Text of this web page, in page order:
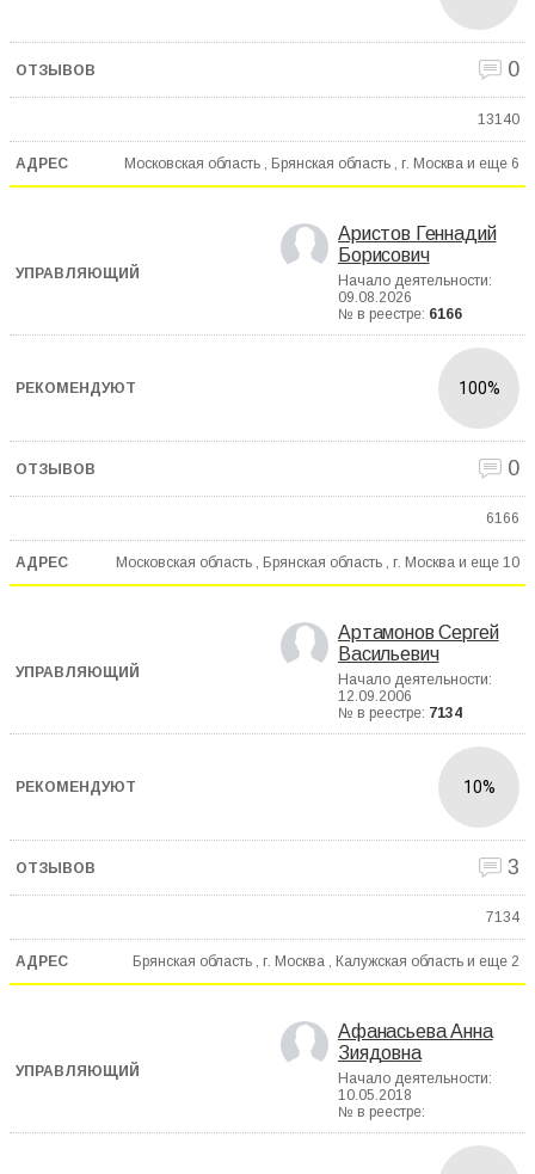
0
13140
Московская область , Брянская область , г. Москва и еще 6
Аристов Геннадий
Борисович
Начало деятельности:
09.08.2026
№ в реестре: 6166
100%
0
6166
Московская область , Брянская область , г. Москва и еще 10
Артамонов Сергей
Васильевич
Начало деятельности:
12.09.2006
№ в реестре: 7134
10%
3
7134
Брянская область , г. Москва , Калужская область и еще 2
Афанасьева Анна
Зиядовна
Начало деятельности:
10.05.2018
№ в реестре: